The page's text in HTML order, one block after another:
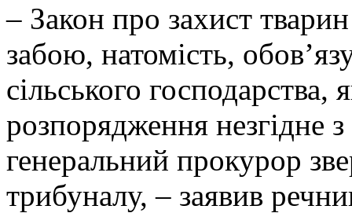
– Закон про захист
забою, натомість,
сільського господарства,
розпорядження незгідне
генеральний прокурор
трибуналу, – заявив